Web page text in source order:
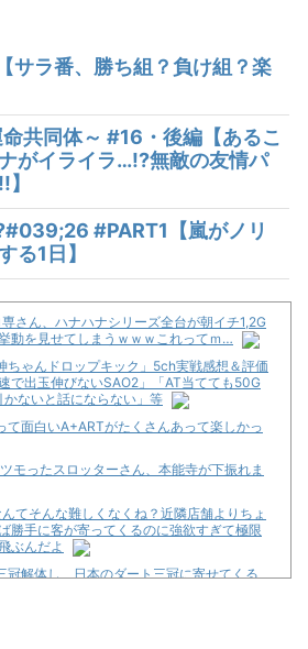
サラ番、勝ち組？負け組？楽
共同体～ #16・後編【あるこ
がイライラ…!?無敵の友情パ
#PART1【嵐がノリ
る1日】
さん、ハナハナシリーズ全台が朝イチ1,2G
動を見せてしまうｗｗｗこれってｍ…
ちゃんドロップキック」5ch実戦感想＆評価
で出玉伸びないSAO2」「AT当てても50G
ないと話にならない」等
て面白いA+ARTがたくさんあって楽しかっ
モったスロッターさん、本能寺が下振れま
てそんな難しくなくね？近隣店舗よりちょ
勝手に客が寄ってくるのに強欲すぎて極限
ぶんだよ
冠解体し、日本のダート三冠に寄せてくる